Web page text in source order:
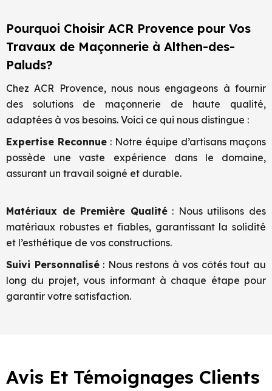
Pourquoi Choisir ACR Provence pour Vos
Travaux de Maçonnerie à Althen-des-
Paluds?
Chez ACR Provence, nous nous engageons à fournir
des solutions de maçonnerie de haute qualité,
adaptées à vos besoins. Voici ce qui nous distingue :
Expertise Reconnue : Notre équipe d’artisans maçons
possède une vaste expérience dans le domaine,
assurant un travail soigné et durable.
Matériaux de Première Qualité: Nous utilisons des
matériaux robustes et fiables, garantissant la solidité
et l’esthétique de vos constructions.
Suivi Personnalisé: Nous restons à vos côtés tout au
long du projet, vous informant à chaque étape pour
garantir votre satisfaction.
Avis Et Témoignages Clients